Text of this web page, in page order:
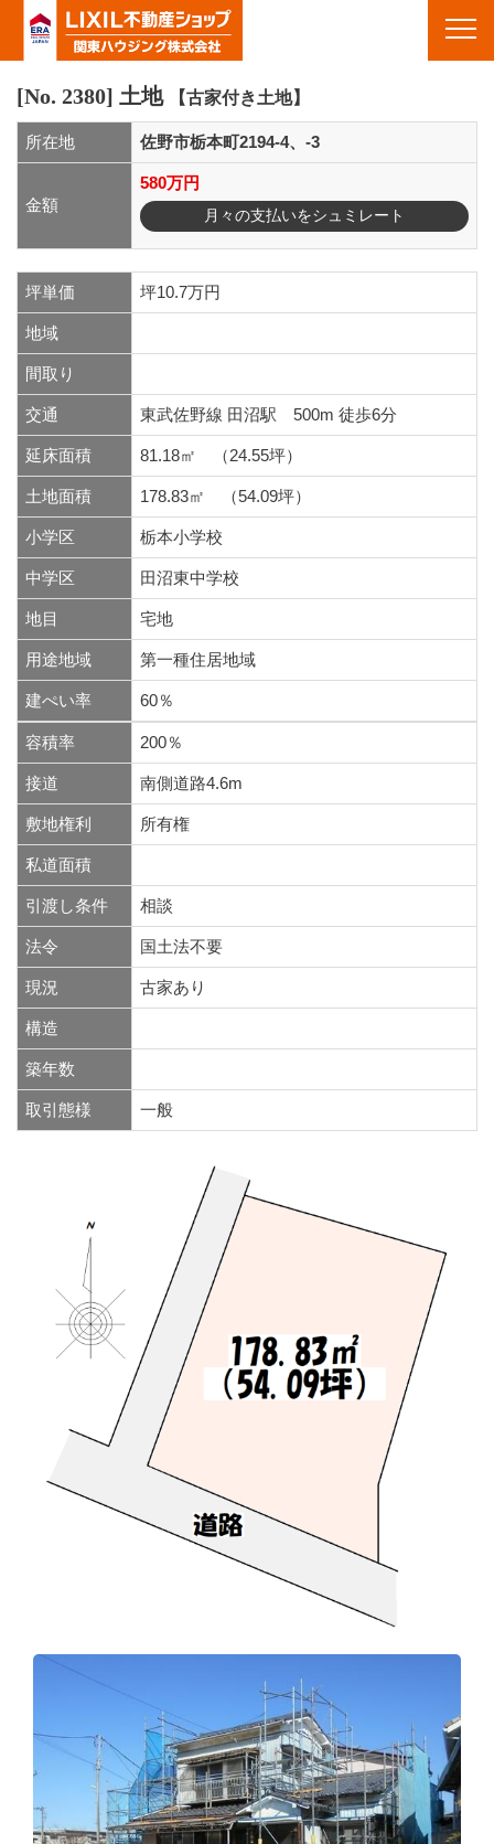
ウジング(株)
[No. 2380] 土地 【古家付き土地】
所在地 佐野市栃本町2194-4、-3
金額
580万円
月々の支払いをシュミレート
坪単価 坪10.7万円
地域
間取り
交通 東武佐野線 田沼駅 500m 徒歩6分
延床面積 81.18㎡ （24.55坪）
土地面積 178.83㎡ （54.09坪）
小学区 栃本小学校
中学区 田沼東中学校
地目 宅地
用途地域 第一種住居地域
建ぺい率 60％
容積率 200％
接道 南側道路4.6m
敷地権利 所有権
私道面積
引渡し条件 相談
法令 国土法不要
現況 古家あり
構造
築年数
取引態様 一般